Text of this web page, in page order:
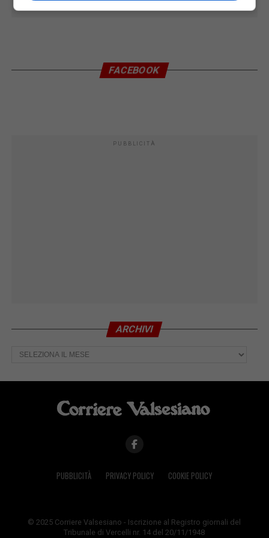
FACEBOOK
PUBBLICITÀ
ARCHIVI
Archivi
PUBBLICITÀ PRIVACY POLICY COOKIE POLICY
© 2025 Corriere Valsesiano - Iscrizione al Registro giornali del
Tribunale di Vercelli nr. 14 del 20/11/1948